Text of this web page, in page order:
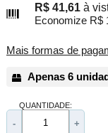
R$ 41,61 à
Economize R$
Mais formas de
Apenas 6
QUANTIDADE:
- +